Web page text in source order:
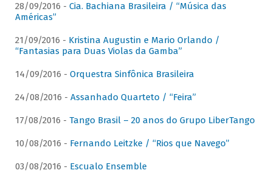
28/09/2016 - Cia. Bachiana Brasileira / “Música das
Américas”
21/09/2016 - Kristina Augustin e Mario Orlando /
“Fantasias para Duas Violas da Gamba”
14/09/2016 - Orquestra Sinfônica Brasileira
24/08/2016 - Assanhado Quarteto / “Feira”
17/08/2016 - Tango Brasil – 20 anos do Grupo LiberTango
10/08/2016 - Fernando Leitzke / “Rios que Navego”
03/08/2016 - Escualo Ensemble